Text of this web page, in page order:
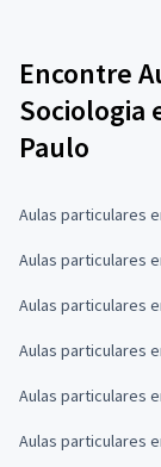
Encontre
Sociologia
Paulo
Aulas particulares
Aulas particulares
Aulas particulares
Aulas particulares
Aulas particulares
Aulas particulares